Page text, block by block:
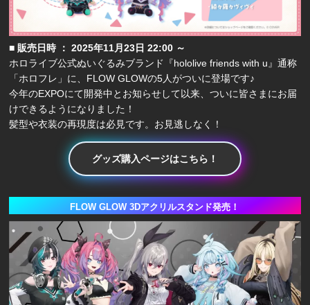
■ 販売日時 ： 2025年11月23日 22:00 ～
ホロライブ公式ぬいぐるみブランド『hololive friends with u』通称
「ホロフレ」に、FLOW GLOWの5人がついに登場です♪
今年のEXPOにて開発中とお知らせして以来、ついに皆さまにお届
けできるようになりました！
髪型や衣装の再現度は必見です。お見逃しなく！
グッズ購入ページはこちら！
FLOW GLOW 3Dアクリルスタンド発売！